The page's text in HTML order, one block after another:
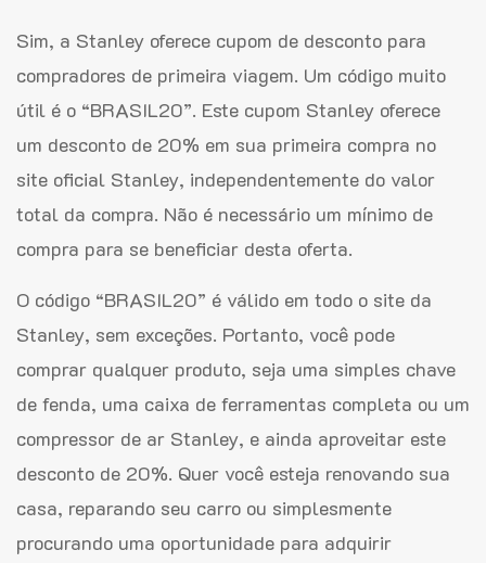
Sim, a Stanley oferece cupom de desconto para
compradores de primeira viagem. Um código muito
útil é o “BRASIL20”. Este cupom Stanley oferece
um desconto de 20% em sua primeira compra no
site oficial Stanley, independentemente do valor
total da compra. Não é necessário um mínimo de
compra para se beneficiar desta oferta.
O código “BRASIL20” é válido em todo o site da
Stanley, sem exceções. Portanto, você pode
comprar qualquer produto, seja uma simples chave
de fenda, uma caixa de ferramentas completa ou um
compressor de ar Stanley, e ainda aproveitar este
desconto de 20%. Quer você esteja renovando sua
casa, reparando seu carro ou simplesmente
procurando uma oportunidade para adquirir